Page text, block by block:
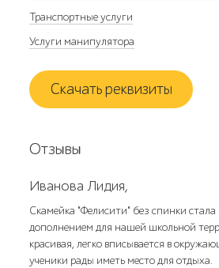
Транспортные услуги
Услуги манипулятора
Скачать реквизиты
Отзывы
Иванова Лидия,
Скамейка "Фелисити" без спинки
дополнением для нашей школьной
красивая, легко вписывается в
ученики рады иметь место для отдыха.